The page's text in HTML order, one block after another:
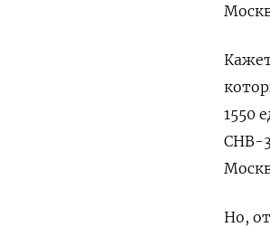
1550
СНВ-
Но,